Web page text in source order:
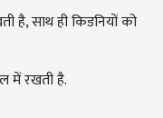
है, साथ ही किडनियों को
में रखती है.